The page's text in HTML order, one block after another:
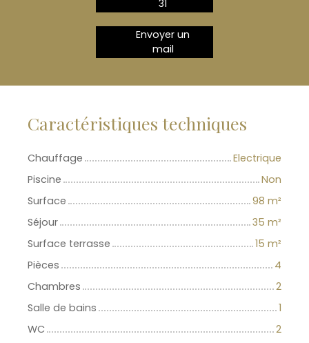
31
Envoyer un
mail
Caractéristiques techniques
Chauffage
Electrique
Piscine
Non
Surface
98 m²
Séjour
35 m²
Surface terrasse
15 m²
Pièces
4
Chambres
2
Salle de bains
1
WC
2